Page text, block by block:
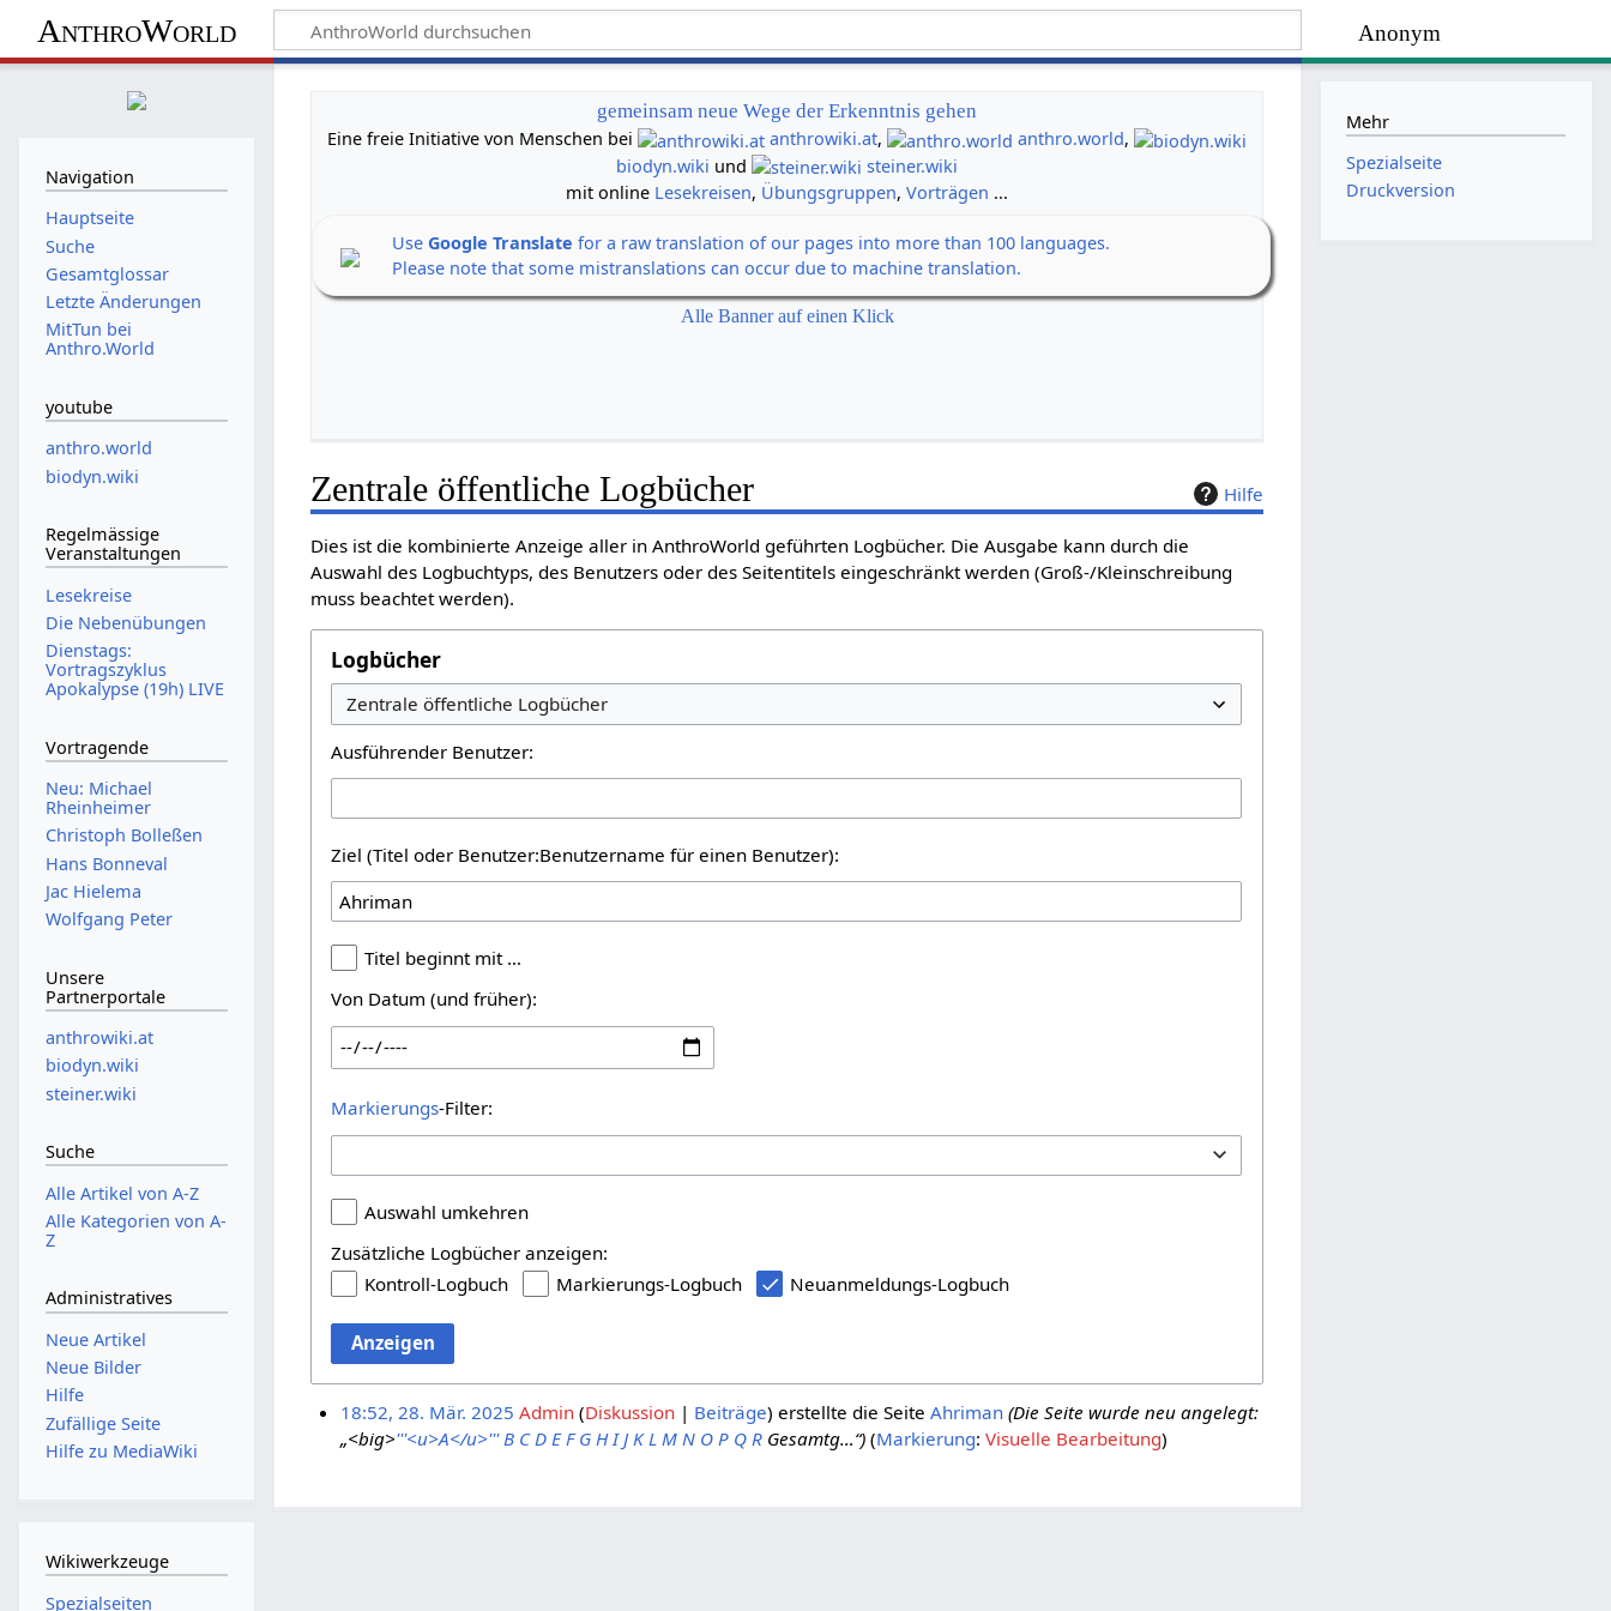
Anonym
AnthroWorld
gemeinsam neue Wege der Erkenntnis gehen
Eine freie Initiative von Menschen bei
anthrowiki.at, anthro.world,
biodyn.wiki und
steiner.wiki
mit online Lesekreisen, Übungsgruppen,Vorträgen ...
UseGoogle Translate for a raw translation of our pages into more than 100 languages.
Please note that some mistranslations can occur due to machine translation.
Alle Banner auf einen Klick
Hilfe
Zentrale öffentliche Logbücher
Dies ist die kombinierte Anzeige aller in AnthroWorld geführten Logbücher. Die Ausgabe kann durch die
Auswahl des Logbuchtyps, des Benutzers oder des Seitentitels eingeschränkt werden (Groß-/Kleinschreibung
muss beachtet werden).
Logbücher
Ausführender Benutzer:
Ziel (Titel oder Benutzer:Benutzername für einen Benutzer):
Titel beginnt mit …
Von Datum (und früher):
Markierungs-Filter:
Auswahl umkehren
Zusätzliche Logbücher anzeigen:
Kontroll-Logbuch
Markierungs-Logbuch Neuanmeldungs-Logbuch
Anzeigen
18:52, 28. Mär. 2025 Admin Diskussion Beiträge erstellte die Seite Ahriman (Die Seite wurde neu angelegt:
„<big>'''<u>A</u>''' B C D E F G H I J K L M N O P Q RGesamtg…“) Markierung: Visuelle Bearbeitung
Navigation
Hauptseite
Suche
Gesamtglossar
Letzte Änderungen
MitTun bei
Anthro.World
youtube
anthro.world
biodyn.wiki
Regelmässige
Veranstaltungen
Lesekreise
Die Nebenübungen
Dienstags:
Vortragszyklus
Apokalypse (19h) LIVE
Vortragende
Neu: Michael
Rheinheimer
Christoph Bolleßen
Hans Bonneval
Jac Hielema
Wolfgang Peter
Unsere
Partnerportale
anthrowiki.at
biodyn.wiki
steiner.wiki
Suche
Alle Artikel von A-Z
Alle Kategorien von A-
Z
Administratives
Neue Artikel
Neue Bilder
Hilfe
Zufällige Seite
Hilfe zu MediaWiki
Wikiwerkzeuge
Spezialseiten
Mehr
Spezialseite
Druckversion